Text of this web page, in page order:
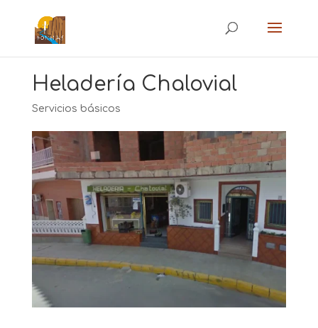
Heladería Chalovial
Servicios básicos